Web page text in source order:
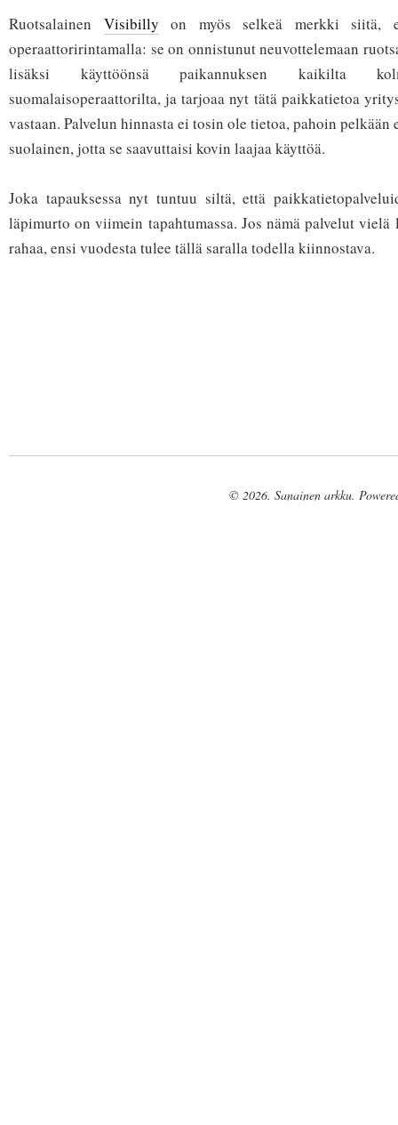
Ruotsalainen Visibilly on myös selkeä merkki siitä,
operaattoririntamalla: se on onnistunut neuvottelemaan
lisäksi käyttöönsä paikannuksen kaikilta
suomalaisoperaattorilta, ja tarjoaa nyt tätä paikkatietoa
vastaan. Palvelun hinnasta ei tosin ole tietoa, pahoin pelkään
suolainen, jotta se saavuttaisi kovin laajaa käyttöä.
Joka tapauksessa nyt tuntuu siltä, että
läpimurto on viimein tapahtumassa. Jos nämä palvelut vielä
rahaa, ensi vuodesta tulee tällä saralla todella kiinnostava.
© 2026. Sanainen arkku.